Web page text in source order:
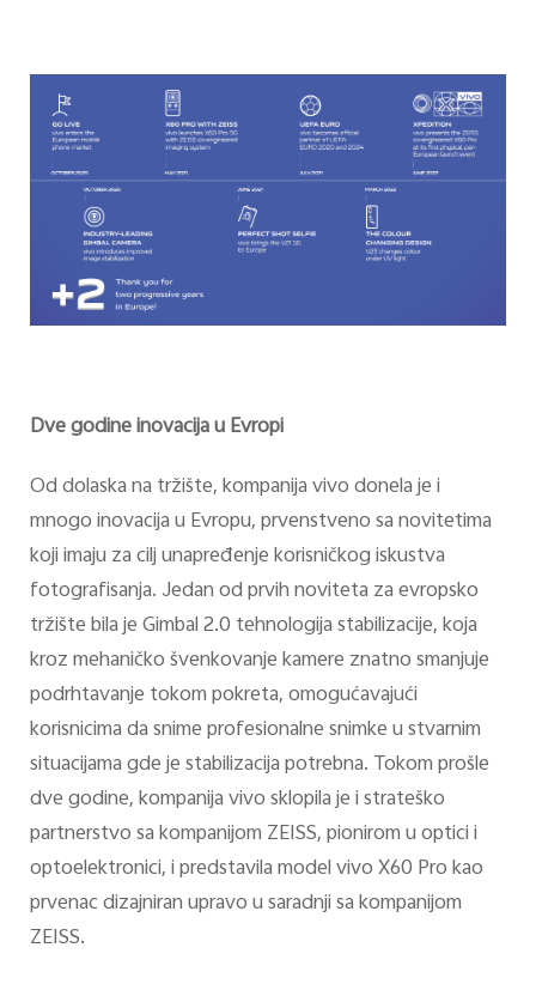
Dve godine inovacija u Evropi
Od dolaska na tržište, kompanija vivo donela je i
mnogo inovacija u Evropu, prvenstveno sa novitetima
koji imaju za cilj unapređenje korisničkog iskustva
fotografisanja. Jedan od prvih noviteta za evropsko
tržište bila je Gimbal 2.0 tehnologija stabilizacije, koja
kroz mehaničko švenkovanje kamere znatno smanjuje
podrhtavanje tokom pokreta, omogućavajući
korisnicima da snime profesionalne snimke u stvarnim
situacijama gde je stabilizacija potrebna. Tokom prošle
dve godine, kompanija vivo sklopila je i strateško
partnerstvo sa kompanijom ZEISS, pionirom u optici i
optoelektronici, i predstavila model vivo X60 Pro kao
prvenac dizajniran upravo u saradnji sa kompanijom
ZEISS.